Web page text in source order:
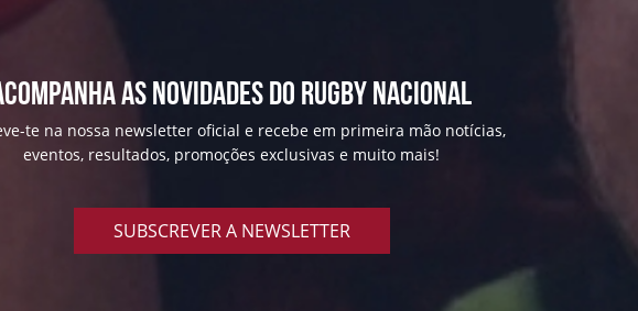
AS NOVIDADES DO RUGBY NACIONAL
te na nossa newsletter oficial e recebe em primeira mão notícias,
eventos, resultados, promoções exclusivas e muito mais!
SUBSCREVER A NEWSLETTER